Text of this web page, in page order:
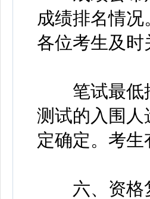
成绩排名情
各位考生及时
笔试最低控
测试的入围
定确定。考
六、资格